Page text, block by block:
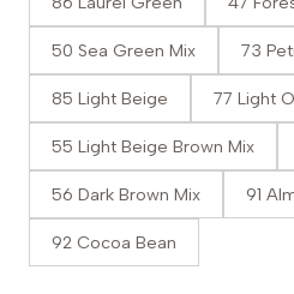
50 Sea Green Mix 73
85 Light Beige 77 Light
55 Light Beige Brown Mix
56 Dark Brown Mix 91
92 Cocoa Bean